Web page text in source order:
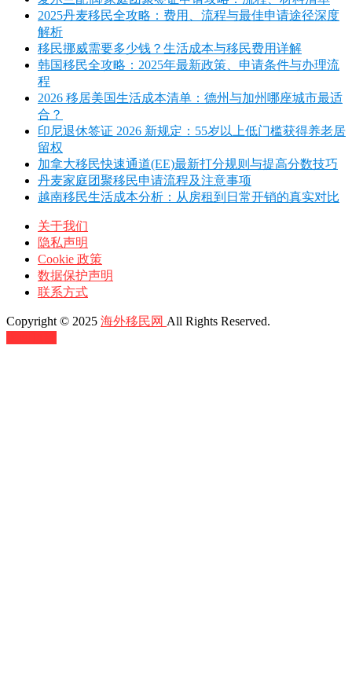
2025丹麦移民全攻略：费用、流程与最佳申请途径深度
解析
移民挪威需要多少钱？生活成本与移民费用详解
韩国移民全攻略：2025年最新政策、申请条件与办理流
程
2026 移居美国生活成本清单：德州与加州哪座城市最适
合？
印尼退休签证 2026 新规定：55岁以上低门槛获得养老居
留权
加拿大移民快速通道(EE)最新打分规则与提高分数技巧
丹麦家庭团聚移民申请流程及注意事项
越南移民生活成本分析：从房租到日常开销的真实对比
关于我们
隐私声明
Cookie 政策
数据保护声明
联系方式
Copyright © 2025 海外移民网 All Rights Reserved.